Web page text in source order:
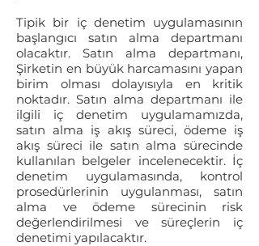
Tipik bir iç denetim uygulamasının
başlangıcı satın alma departmanı
olacaktır. Satın alma departmanı,
Şirketin en büyük harcamasını yapan
birim olması dolayısıyla en kritik
noktadır. Satın alma departmanı ile
ilgili iç denetim uygulamamızda,
satın alma iş akış süreci, ödeme iş
akış süreci ile satın alma sürecinde
kullanılan belgeler incelenecektir. İç
denetim uygulamasında, kontrol
prosedürlerinin uygulanması, satın
alma ve ödeme sürecinin risk
değerlendirilmesi ve süreçlerin iç
denetimi yapılacaktır.